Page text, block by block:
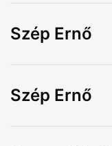
Szép Ernő
Szép Ernő